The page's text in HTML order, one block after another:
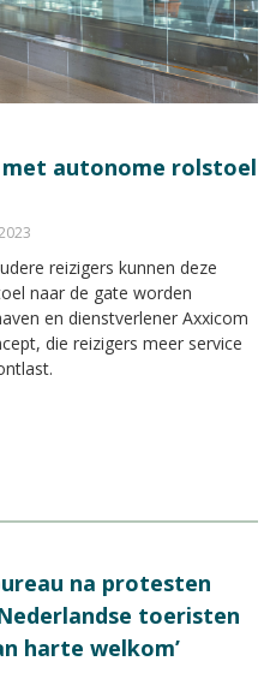
autonome rolstoel
reizigers kunnen deze
naar de gate worden
en dienstverlener Axxicom
die reizigers meer service
na protesten
toeristen
harte welkom’